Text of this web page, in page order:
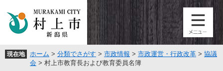
頭
飛現在地 ホーム > 分類でさがす > 市政情報 > 市政運営・行政改革 > 協議
会 > 村上市教育長および教育委員名簿